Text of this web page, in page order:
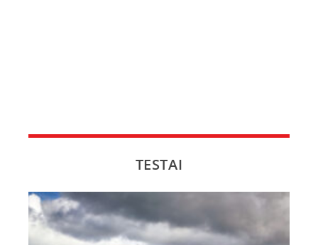
TESTAI